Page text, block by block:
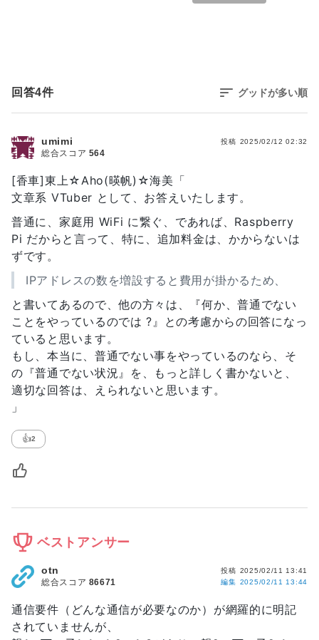
回答4件 グッドが多い順
[香車]東上☆Aho(暎帆)☆海美「
文章系 VTuber として、お答えいたします。
普通に、家庭用 WiFi に繋ぐ、であれば、Raspberry
Pi だからと言って、特に、追加料金は、かからないは
ずです。
IPアドレスの数を増設すると費用が掛かるため、
と書いてあるので、他の方々は、『何か、普通でない
ことをやっているのでは ?』との考慮からの回答になっ
ていると思います。
もし、本当に、普通でない事をやっているのなら、そ
の『普通でない状況』を、もっと詳しく書かないと、
適切な回答は、えられないと思います。
」
投稿 2025/02/12 02:32
umimi
総合スコア 564
👍2
ベストアンサー
通信要件（どんな通信が必要なのか）が網羅的に明記
されていませんが、
投稿 2025/02/11 13:41
編集 2025/02/11 13:44
otn
総合スコア 86671